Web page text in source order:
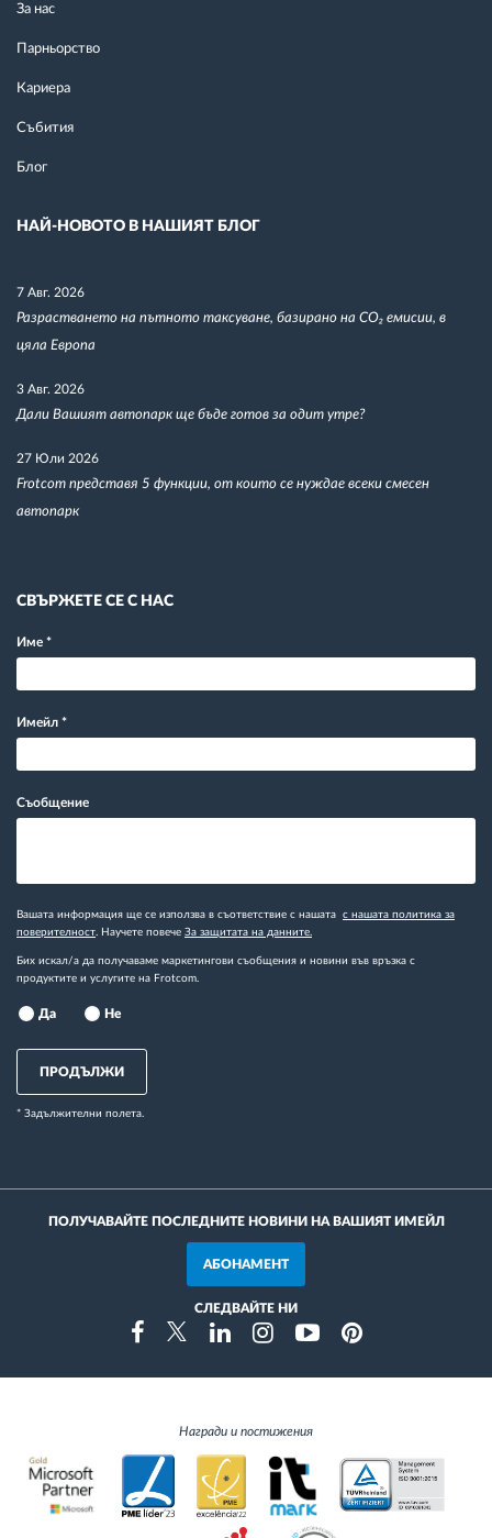
За нас
Парньорство
Кариера
Събития
Блог
НАЙ-НОВОТО В НАШИЯТ БЛОГ
7 Авг. 2026
Разрастването на пътното таксуване, базирано на CO₂ емисии, в
цяла Европа
3 Авг. 2026
Дали Вашият автопарк ще бъде готов за одит утре?
27 Юли 2026
Frotcom представя 5 функции, от които се нуждае всеки смесен
автопарк
СВЪРЖЕТЕ СЕ С НАС
Име *
Имейл *
Съобщение
Вашата информация ще се използва в съответствие с нашата с нашата политика за
поверителност . Научете повече За защитата на данните.
Бих искал/а да получаваме маркетингови съобщения и новини във връзка с
продуктите и услугите на Frotcom.
Да Не
ПРОДЪЛЖИ
* Задължителни полета.
ПОЛУЧАВАЙТЕ ПОСЛЕДНИТЕ НОВИНИ НА ВАШИЯТ ИМЕЙЛ
АБОНАМЕНТ
СЛЕДВАЙТЕ НИ
FacebookTwitterLinkedinInstragramYoutubePinterest
Награди и постижения